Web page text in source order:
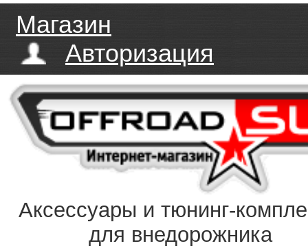
Магазин
Авторизация
Аксессуары и тюнинг-
для внедорожника